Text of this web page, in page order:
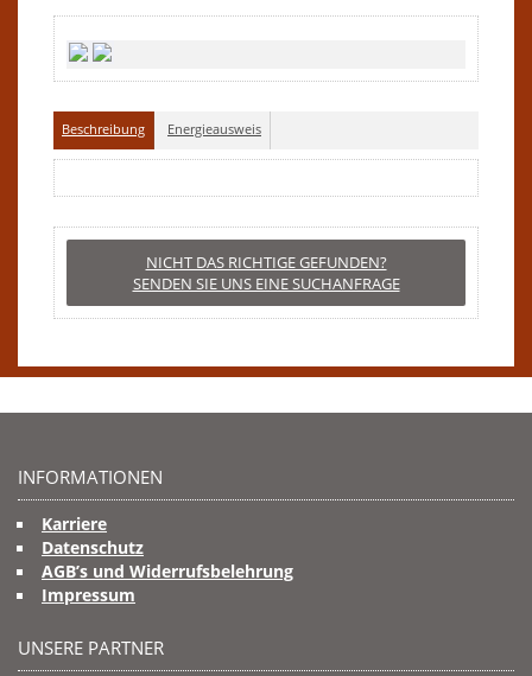
Beschreibung Energieausweis
NICHT DAS RICHTIGE GEFUNDEN?
SENDEN SIE UNS EINE SUCHANFRAGE
INFORMATIONEN
Karriere
Datenschutz
AGB’s und Widerrufsbelehrung
Impressum
UNSERE PARTNER